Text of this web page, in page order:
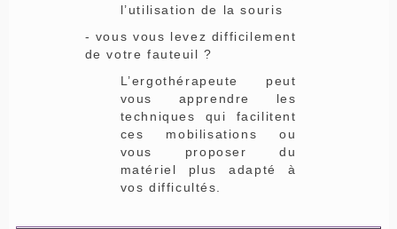
l’utilisation de la souris
- vous vous levez difficilement
de votre fauteuil ?
L’ergothérapeute peut
vous apprendre les
techniques qui facilitent
ces mobilisations ou
vous proposer du
matériel plus adapté à
vos difficultés.